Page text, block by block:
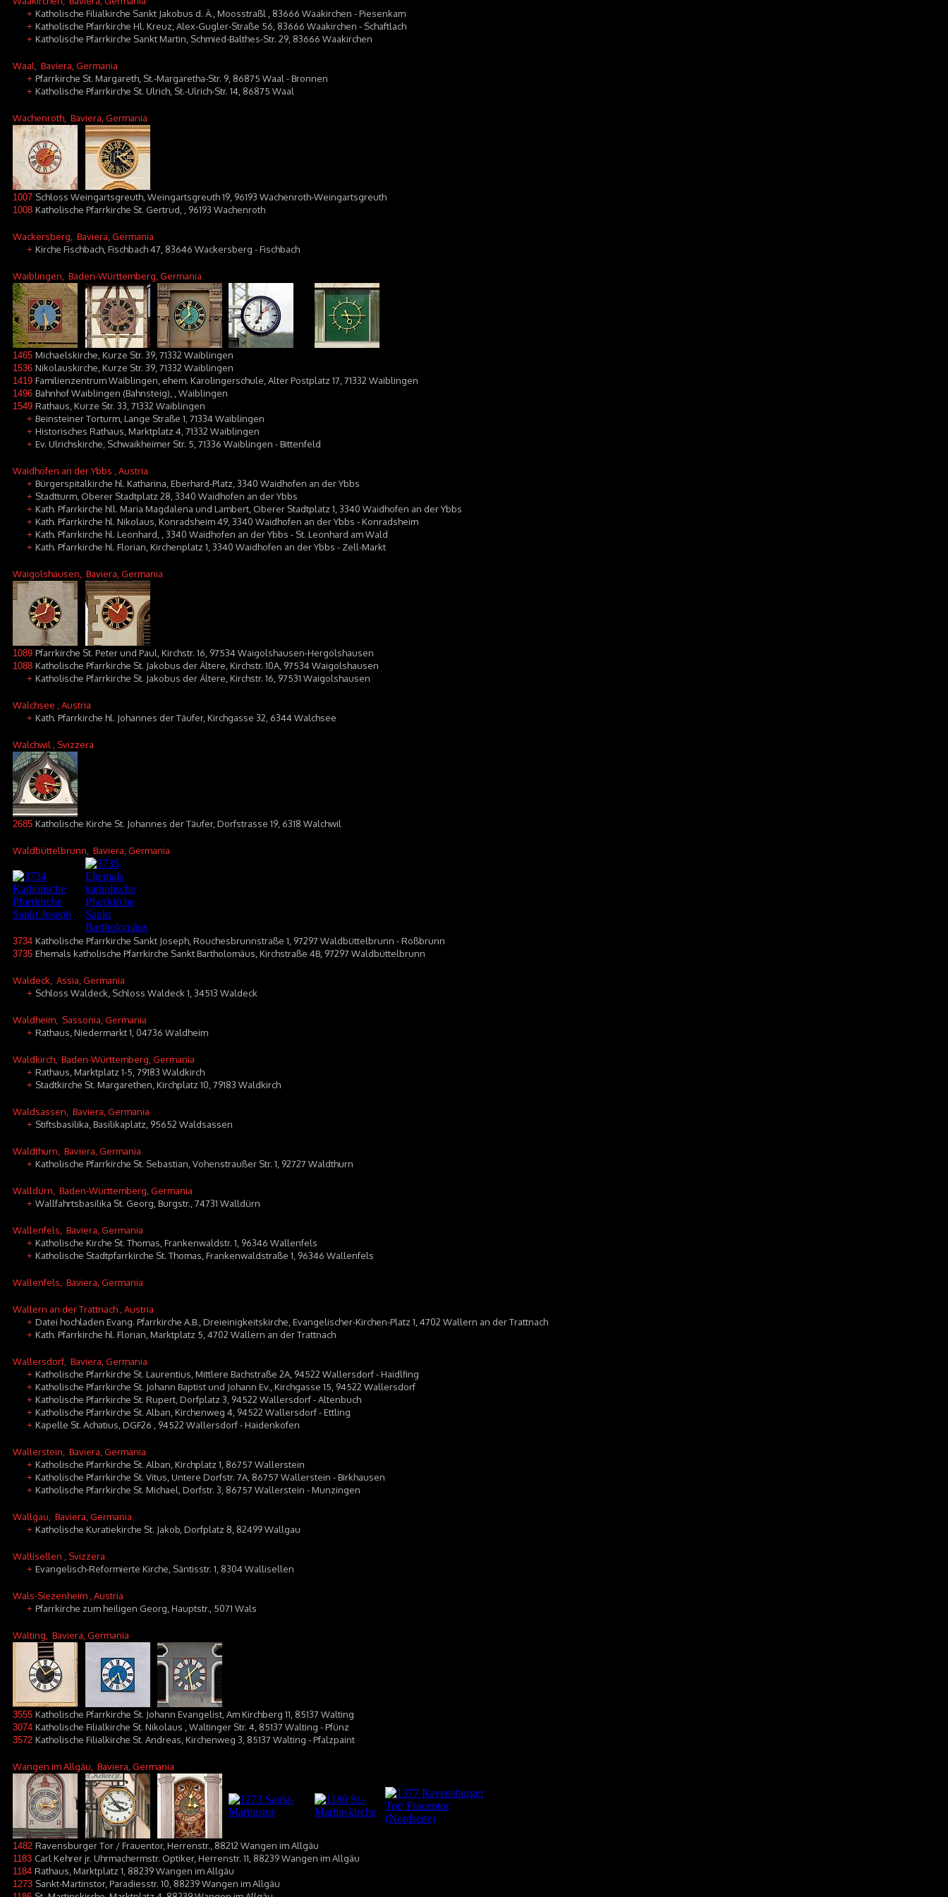
+ Katholische Filialkirche Sankt Jakobus d. Ä., Moosstraßl , 83666 Waakirchen - Piesenkam
+ Katholische Pfarrkirche Hl. Kreuz, Alex-Gugler-Straße 56, 83666 Waakirchen - Schaftlach
+ Katholische Pfarrkirche Sankt Martin, Schmied-Balthes-Str. 29, 83666 Waakirchen
Waal , Baviera, Germania
+ Pfarrkirche St. Margareth, St.-Margaretha-Str. 9, 86875 Waal - Bronnen
+ Katholische Pfarrkirche St. Ulrich, St.-Ulrich-Str. 14, 86875 Waal
Wachenroth , Baviera, Germania
1007 Schloss Weingartsgreuth, Weingartsgreuth 19, 96193 Wachenroth-Weingartsgreuth
1008 Katholische Pfarrkirche St. Gertrud, , 96193 Wachenroth
Wackersberg , Baviera, Germania
+ Kirche Fischbach, Fischbach 47, 83646 Wackersberg - Fischbach
Waiblingen , Baden-Württemberg, Germania
1465 Michaelskirche, Kurze Str. 39, 71332 Waiblingen
1536 Nikolauskirche, Kurze Str. 39, 71332 Waiblingen
1419 Familienzentrum Waiblingen, ehem. Karolingerschule, Alter Postplatz 17, 71332 Waiblingen
1496 Bahnhof Waiblingen (Bahnsteig), , Waiblingen
1549 Rathaus, Kurze Str. 33, 71332 Waiblingen
+ Beinsteiner Torturm, Lange Straße 1, 71334 Waiblingen
+ Historisches Rathaus, Marktplatz 4, 71332 Waiblingen
+ Ev. Ulrichskirche, Schwaikheimer Str. 5, 71336 Waiblingen - Bittenfeld
Waidhofen an der Ybbs , Austria
+ Bürgerspitalkirche hl. Katharina, Eberhard-Platz, 3340 Waidhofen an der Ybbs
+ Stadtturm, Oberer Stadtplatz 28, 3340 Waidhofen an der Ybbs
+ Kath. Pfarrkirche hll. Maria Magdalena und Lambert, Oberer Stadtplatz 1, 3340 Waidhofen an der Ybbs
+ Kath. Pfarrkirche hl. Nikolaus, Konradsheim 49, 3340 Waidhofen an der Ybbs - Konradsheim
+ Kath. Pfarrkirche hl. Leonhard, , 3340 Waidhofen an der Ybbs - St. Leonhard am Wald
+ Kath. Pfarrkirche hl. Florian, Kirchenplatz 1, 3340 Waidhofen an der Ybbs - Zell-Markt
Waigolshausen , Baviera, Germania
1089 Pfarrkirche St. Peter und Paul, Kirchstr. 16, 97534 Waigolshausen-Hergolshausen
1088 Katholische Pfarrkirche St. Jakobus der Ältere, Kirchstr. 10A, 97534 Waigolshausen
+ Katholische Pfarrkirche St. Jakobus der Ältere, Kirchstr. 16, 97531 Waigolshausen
Walchsee , Austria
+ Kath. Pfarrkirche hl. Johannes der Täufer, Kirchgasse 32, 6344 Walchsee
Walchwil , Svizzera
2685 Katholische Kirche St. Johannes der Täufer, Dorfstrasse 19, 6318 Walchwil
Waldbüttelbrunn , Baviera, Germania
3734 Katholische Pfarrkirche Sankt Joseph, Rouchesbrunnstraße 1, 97297 Waldbüttelbrunn - Roßbrunn
3735 Ehemals katholische Pfarrkirche Sankt Bartholomäus, Kirchstraße 4B, 97297 Waldbüttelbrunn
Waldeck , Assia, Germania
+ Schloss Waldeck, Schloss Waldeck 1, 34513 Waldeck
Waldheim , Sassonia, Germania
+ Rathaus, Niedermarkt 1, 04736 Waldheim
Waldkirch , Baden-Württemberg, Germania
+ Rathaus, Marktplatz 1-5, 79183 Waldkirch
+ Stadtkirche St. Margarethen, Kirchplatz 10, 79183 Waldkirch
Waldsassen , Baviera, Germania
+ Stiftsbasilika, Basilikaplatz, 95652 Waldsassen
Waldthurn , Baviera, Germania
+ Katholische Pfarrkirche St. Sebastian, Vohenstraußer Str. 1, 92727 Waldthurn
Walldürn , Baden-Württemberg, Germania
+ Wallfahrtsbasilika St. Georg, Burgstr., 74731 Walldürn
Wallenfels , Baviera, Germania
+ Katholische Kirche St. Thomas, Frankenwaldstr. 1, 96346 Wallenfels
+ Katholische Stadtpfarrkirche St. Thomas, Frankenwaldstraße 1, 96346 Wallenfels
Wallenfels , Baviera, Germania
Wallern an der Trattnach , Austria
+ Datei hochladen Evang. Pfarrkirche A.B., Dreieinigkeitskirche, Evangelischer-Kirchen-Platz 1, 4702 Wallern an der Trattnach
+ Kath. Pfarrkirche hl. Florian, Marktplatz 5, 4702 Wallern an der Trattnach
Wallersdorf , Baviera, Germania
+ Katholische Pfarrkirche St. Laurentius, Mittlere Bachstraße 2A, 94522 Wallersdorf - Haidlfing
+ Katholische Pfarrkirche St. Johann Baptist und Johann Ev., Kirchgasse 15, 94522 Wallersdorf
+ Katholische Pfarrkirche St. Rupert, Dorfplatz 3, 94522 Wallersdorf - Altenbuch
+ Katholische Pfarrkirche St. Alban, Kirchenweg 4, 94522 Wallersdorf - Ettling
+ Kapelle St. Achatius, DGF26 , 94522 Wallersdorf - Haidenkofen
Wallerstein , Baviera, Germania
+ Katholische Pfarrkirche St. Alban, Kirchplatz 1, 86757 Wallerstein
+ Katholische Pfarrkirche St. Vitus, Untere Dorfstr. 7A, 86757 Wallerstein - Birkhausen
+ Katholische Pfarrkirche St. Michael, Dorfstr. 3, 86757 Wallerstein - Munzingen
Wallgau , Baviera, Germania
+ Katholische Kuratiekirche St. Jakob, Dorfplatz 8, 82499 Wallgau
Wallisellen , Svizzera
+ Evangelisch-Reformierte Kirche, Säntisstr. 1, 8304 Wallisellen
Wals-Siezenheim , Austria
+ Pfarrkirche zum heiligen Georg, Hauptstr., 5071 Wals
Walting , Baviera, Germania
3555 Katholische Pfarrkirche St. Johann Evangelist, Am Kirchberg 11, 85137 Walting
3074 Katholische Filialkirche St. Nikolaus , Waltinger Str. 4, 85137 Walting - Pfünz
3572 Katholische Filialkirche St. Andreas, Kirchenweg 3, 85137 Walting - Pfalzpaint
Wangen im Allgäu , Baviera, Germania
1482 Ravensburger Tor / Frauentor, Herrenstr., 88212 Wangen im Allgäu
1183 Carl Kehrer jr. Uhrmachermstr. Optiker, Herrenstr. 11, 88239 Wangen im Allgäu
1184 Rathaus, Marktplatz 1, 88239 Wangen im Allgäu
1273 Sankt-Martinstor, Paradiesstr. 10, 88239 Wangen im Allgäu